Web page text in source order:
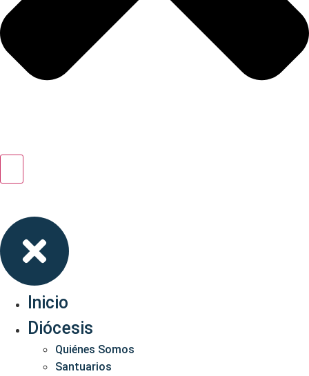
Inicio
Diócesis
Quiénes Somos
Santuarios